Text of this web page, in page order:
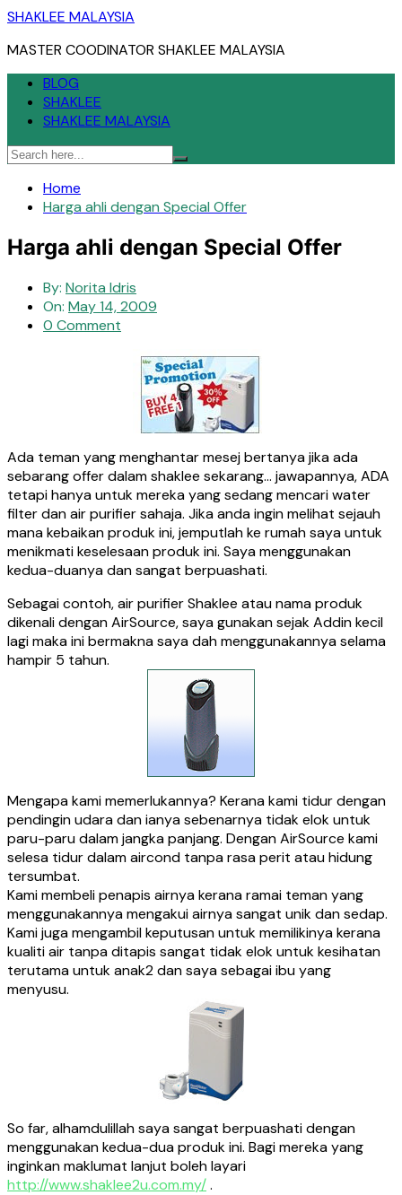
Skip
content
SHAKLEE MALAYSIA
MASTER COODINATOR SHAKLEE MALAYSIA
BLOG
SHAKLEE
SHAKLEE MALAYSIA
Home
Harga ahli dengan Special Offer
Harga ahli dengan Special Offer
By: Norita Idris
On: May 14, 2009
0 Comment
Ada teman yang menghantar mesej bertanya jika ada
sebarang offer dalam shaklee sekarang… jawapannya, ADA
tetapi hanya untuk mereka yang sedang mencari water
filter dan air purifier sahaja. Jika anda ingin melihat sejauh
mana kebaikan produk ini, jemputlah ke rumah saya untuk
menikmati keselesaan produk ini. Saya menggunakan
kedua-duanya dan sangat berpuashati.
Sebagai contoh, air purifier Shaklee atau nama produk
dikenali dengan AirSource, saya gunakan sejak Addin kecil
lagi maka ini bermakna saya dah menggunakannya selama
hampir 5 tahun.
Mengapa kami memerlukannya? Kerana kami tidur dengan
pendingin udara dan ianya sebenarnya tidak elok untuk
paru-paru dalam jangka panjang. Dengan AirSource kami
selesa tidur dalam aircond tanpa rasa perit atau hidung
tersumbat.
Kami membeli penapis airnya kerana ramai teman yang
menggunakannya mengakui airnya sangat unik dan sedap.
Kami juga mengambil keputusan untuk memilikinya kerana
kualiti air tanpa ditapis sangat tidak elok untuk kesihatan
terutama untuk anak2 dan saya sebagai ibu yang
menyusu.
So far, alhamdulillah saya sangat berpuashati dengan
menggunakan kedua-dua produk ini. Bagi mereka yang
inginkan maklumat lanjut boleh layari
http://www.shaklee2u.com.my/.